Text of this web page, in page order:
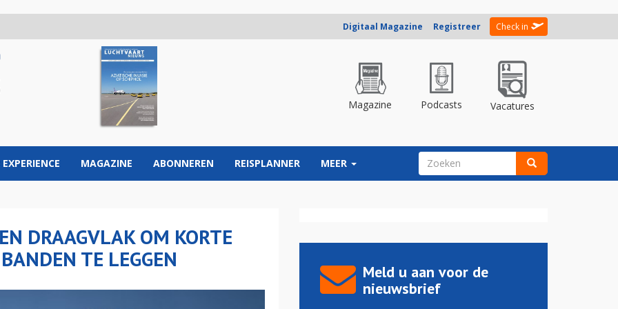
Digitaal Magazine Registreer Check in
Magazine Podcasts Vacatures
EXPERIENCE MAGAZINE ABONNEREN REISPLANNER MEER ZOEKVELD
DRAAGVLAK OM KORTE
TE LEGGEN
Meld u aan voor de
nieuwsbrief